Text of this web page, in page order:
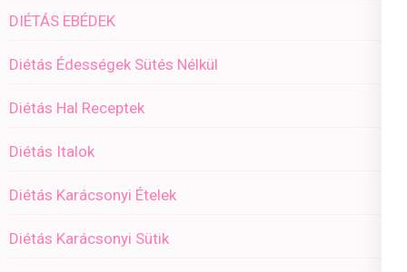
DIÉTÁS EBÉDEK
Diétás Édességek Sütés Nélkül
Diétás Hal Receptek
Diétás Italok
Diétás Karácsonyi Ételek
Diétás Karácsonyi Sütik